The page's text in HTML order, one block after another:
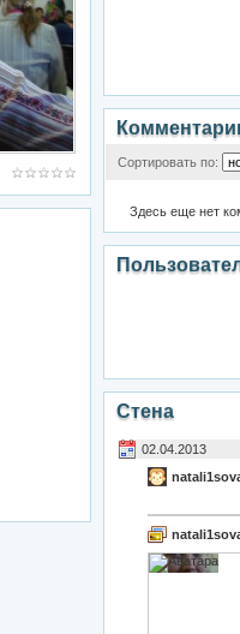
Сортировать по:
Здесь еще нет
Стена
02.04.2013